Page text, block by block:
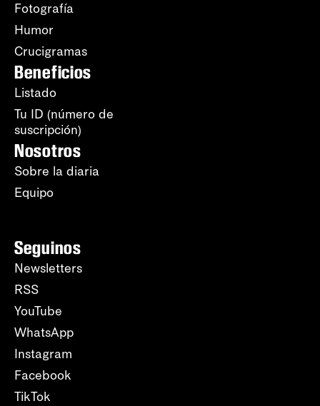
Fotografía
Humor
Crucigramas
Beneficios
Listado
Tu ID (número de
suscripción)
Nosotros
Sobre la diaria
Equipo
Seguinos
Newsletters
RSS
YouTube
WhatsApp
Instagram
Facebook
TikTok